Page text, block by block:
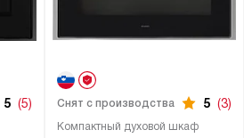
5 (5)
Компактный духовой шкаф
Снят с производства 5 (3)